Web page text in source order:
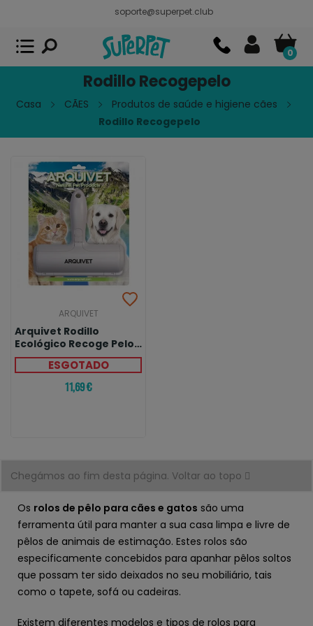
soporte@superpet.club
0
Rodillo Recogepelo
Casa CÃES
Produtos de saúde e higiene cães
Rodillo Recogepelo
ARQUIVET
Arquivet Rodillo
Ecológico Recoge Pelo
De Mascotas
ESGOTADO
11,69 €
Chegámos ao fim desta página. Voltar ao topo
Os rolos de pêlo para cães e gatos são uma
ferramenta útil para manter a sua casa limpa e livre de
pêlos de animais de estimação. Estes rolos são
especificamente concebidos para apanhar pêlos soltos
que possam ter sido deixados no seu mobiliário, tais
como o tapete, sofá ou cadeiras.
Existem diferentes modelos e tipos de rolos para
Superpet, comida para mascotas
APP GRATIS - En Google Play